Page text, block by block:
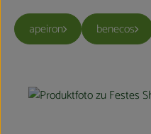
apeiron benecos